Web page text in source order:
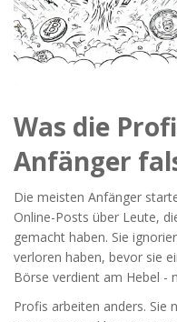
Was die
Anfänger
Die meisten Anfänger
Online-Posts über Leute,
gemacht haben. Sie
verloren haben, bevor sie
Börse verdient am Hebel -
Profis arbeiten anders. Sie